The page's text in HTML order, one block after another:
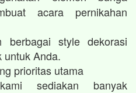
acara pernikahan
berbagai style dekorasi
untuk Anda.
prioritas utama
sediakan banyak